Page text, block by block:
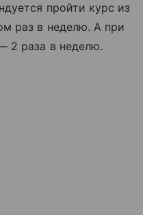
пройти курс из
раз в неделю. А при
2 раза в неделю.